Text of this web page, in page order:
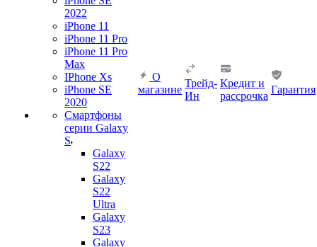
2022
iPhone 11
iPhone 11 Pro
iPhone 11 Pro
Max
IPhone Xs
iPhone SE
2020
Смартфоны
серии Galaxy
S
Galaxy
S22
Galaxy
S22
Ultra
Galaxy
S23
Galaxy
О
магазине
Трейд-
Ин
Кредит и
рассрочка
Гарантия